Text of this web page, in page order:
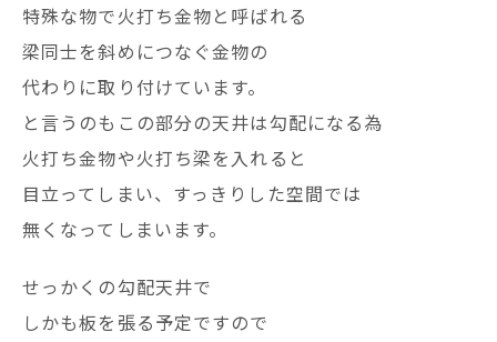
特殊な物で火打ち金物と呼ばれる
梁同士を斜めにつなぐ金物の
代わりに取り付けています。
と言うのもこの部分の天井は勾配になる為
火打ち金物や火打ち梁を入れると
目立ってしまい、すっきりした空間では
無くなってしまいます。
せっかくの勾配天井で
しかも板を張る予定ですので